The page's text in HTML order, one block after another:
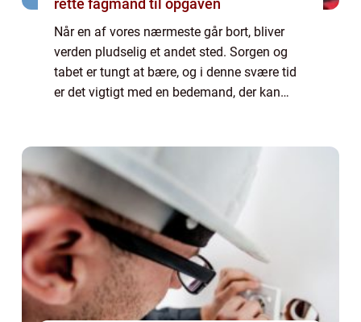
rette fagmand til opgaven
Når en af vores nærmeste går bort, bliver
verden pludselig et andet sted. Sorgen og
tabet er tungt at bære, og i denne svære tid
er det vigtigt med en bedemand, der kan